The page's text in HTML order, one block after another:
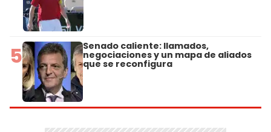
5 Senado caliente: llamados,
negociaciones y un mapa de aliados
que se reconfigura